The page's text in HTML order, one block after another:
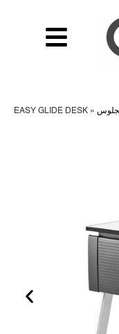
»
EASY GLIDE DESK